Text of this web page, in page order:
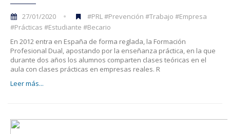
27/01/2020
#PRL #Prevención #Trabajo #Empresa
#Prácticas #Estudiante #Becario
En 2012 entra en España de forma reglada, la Formación
Profesional Dual, apostando por la enseñanza práctica, en la que
durante dos años los alumnos comparten clases teóricas en el
aula con clases prácticas en empresas reales. R
Leer más...